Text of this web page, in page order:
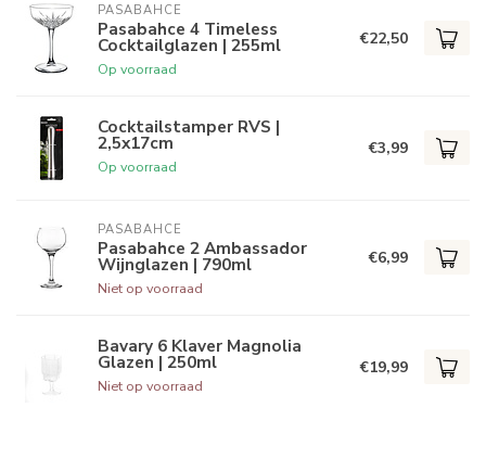
PASABAHCE
Pasabahce 4 Timeless
Cocktailglazen | 255ml
Op voorraad
€22,50
Cocktailstamper RVS |
2,5x17cm
Op voorraad
€3,99
PASABAHCE
Pasabahce 2 Ambassador
Wijnglazen | 790ml
Niet op voorraad
€6,99
Bavary 6 Klaver Magnolia
Glazen | 250ml
Niet op voorraad
€19,99